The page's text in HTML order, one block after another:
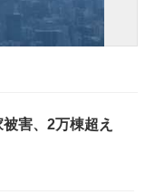
害、2万棟超え